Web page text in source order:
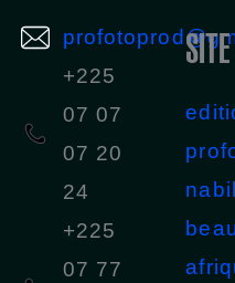
+225
07 07
07 20
24
+225
07 77